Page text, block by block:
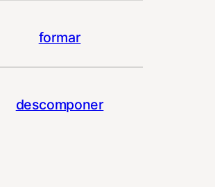
formar
descomponer